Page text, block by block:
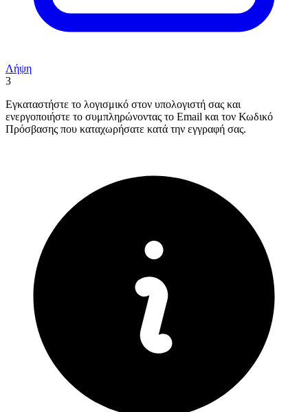
Λήψη
3
Εγκαταστήστε το λογισμικό στον υπολογιστή σας και
ενεργοποιήστε το συμπληρώνοντας το Email και τον Κωδικό
Πρόσβασης που καταχωρήσατε κατά την εγγραφή σας.